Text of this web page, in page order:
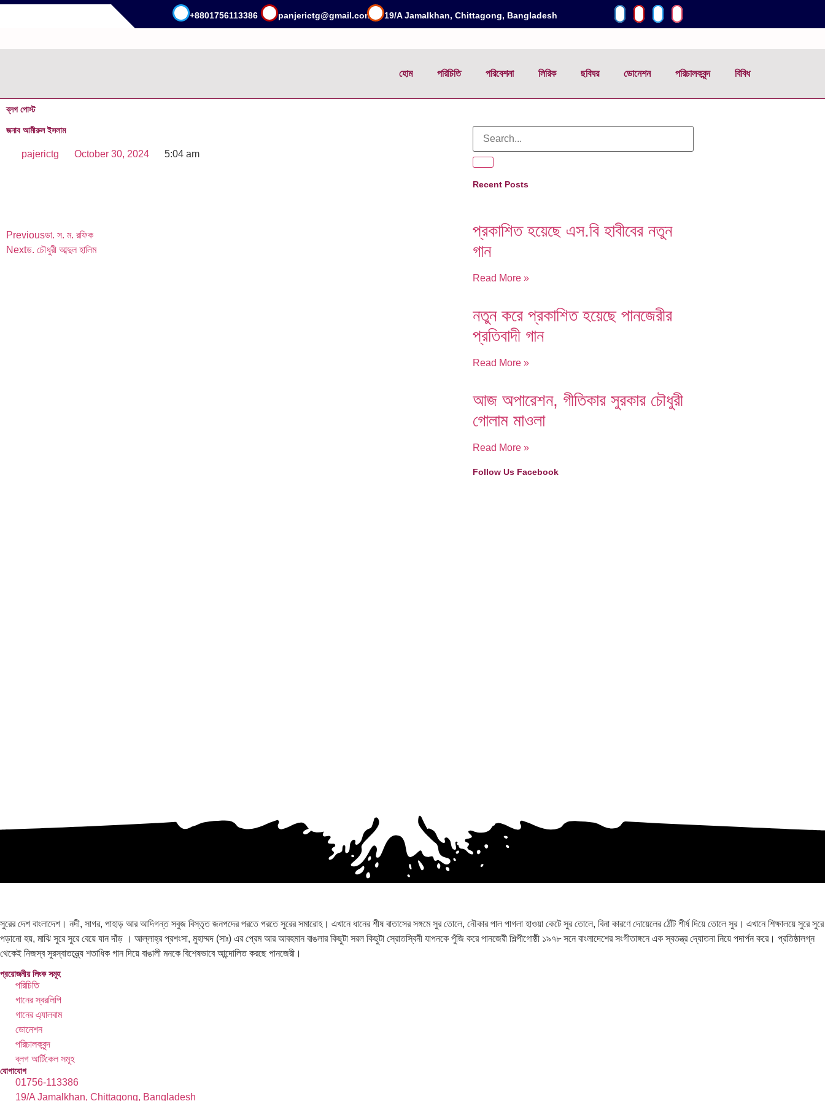
+8801756113386 panjerictg@gmail.com 19/A Jamalkhan, Chittagong, Bangladesh
হোম পরিচিতি পরিবেশনা লিরিক ছবিঘর ডোনেশন পরিচালকবৃন্দ বিবিধ
ব্লগ পোস্ট
জনাব আমীরুল ইসলাম
pajerictg October 30, 2024 5:04 am
Previousডা. স. ম. রফিক
Nextড. চৌধুরী আব্দুল হালিম
Recent Posts
প্রকাশিত হয়েছে এস.বি হাবীবের নতুন
গান
Read More »
নতুন করে প্রকাশিত হয়েছে পানজেরীর
প্রতিবাদী গান
Read More »
আজ অপারেশন, গীতিকার সুরকার চৌধুরী
গোলাম মাওলা
Read More »
Follow Us Facebook
সুরের দেশ বাংলাদেশ। নদী, সাগর, পাহাড় আর আদিগন্ত সবুজ বিস্তৃত জনপদের পরতে পরতে সুরের সমারোহ। এখানে ধানের শীষ বাতাসের সঙ্গমে সুর তোলে, নৌকার পাল পাগলা হাওয়া কেটে সুর তোলে, বিনা কারণে দোয়েলের ঠোঁট শীর্ষ দিয়ে তোলে সুর। এখানে শিক্ষালয়ে সুরে সুরে
পড়ানো হয়, মাঝি সুরে সুরে বেয়ে যান দাঁড় । আল্লাহ্র প্রশংসা, মুহাম্মদ (সাঃ) এর প্রেম আর আবহমান বাঙলার কিছুটা সরল কিছুটা স্রোতস্বিনী যাপনকে পুঁজি করে পানজেরী শিল্পীগোষ্ঠী ১৯৭৮ সনে বাংলাদেশের সংগীতাঙ্গনে এক স্বতন্ত্র দ্যোতনা নিয়ে পদার্পন করে। প্রতিষ্ঠালগ্ন
থেকেই নিজস্ব সুরস্বাতন্ত্র্যে শতাধিক গান দিয়ে বাঙালী মনকে বিশেষভাবে আন্দোলিত করছে পানজেরী।
প্রয়োজনীয় লিংক সমূহ
পরিচিতি
গানের স্বরলিপি
গানের এ্যালবাম
ডোনেশন
পরিচালকবৃন্দ
ব্লগ আর্টিকেল সমূহ
যোগাযোগ
01756-113386
19/A Jamalkhan, Chittagong, Bangladesh